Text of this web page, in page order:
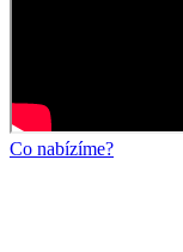
Co nabízíme?